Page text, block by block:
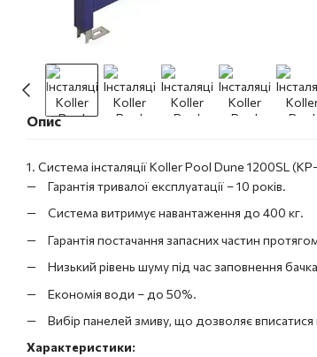
Опис
1. Система інсталяції Koller Pool Dune 1200SL
Гарантія тривалої експлуатації – 10 років.
Система витримує навантаження до 400 кг.
Гарантія постачання запасних частин
Низький рівень шуму під час заповнення
Економія води – до 50%.
Вибір панелей змиву, що дозволяє вписатися
Характеристики: